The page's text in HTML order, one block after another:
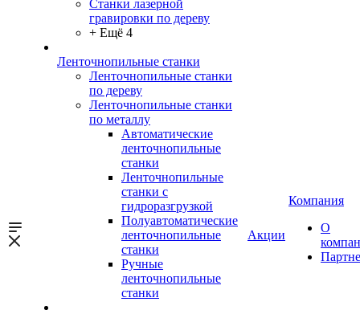
Станки лазерной
гравировки по дереву
+ Ещё 4
Ленточнопильные станки
Ленточнопильные станки
по дереву
Ленточнопильные станки
по металлу
Автоматические
ленточнопильные
станки
Ленточнопильные
станки с
гидроразгрузкой
Полуавтоматические
ленточнопильные
станки
Ручные
ленточнопильные
станки
Акции
Компания
О